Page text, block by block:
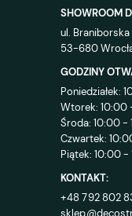
SHOWROOM
ul.
53-680
GODZINY
Poniedziałek:
Wtorek: 10:00
Środa: 10:00 -
Czwartek:
Piątek: 10:00 -
KONTAKT:
+48 792 802